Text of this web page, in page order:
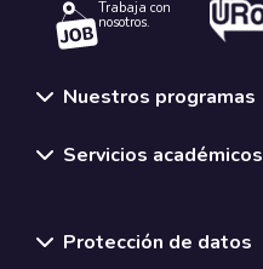
Trabaja con
nosotros.
Nuestros programas
Servicios académicos
Protección de datos